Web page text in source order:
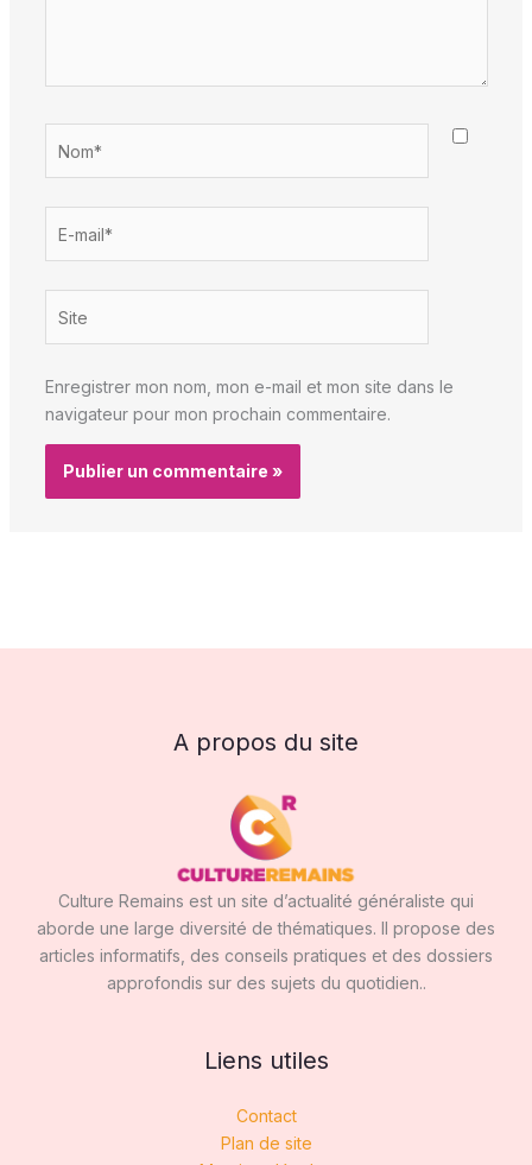
mail*
Enregistrer mon nom, mon e-mail et mon site dans le
navigateur pour mon prochain commentaire.
A propos du site
Culture Remains est un site d’actualité généraliste qui
aborde une large diversité de thématiques. Il propose des
articles informatifs, des conseils pratiques et des dossiers
approfondis sur des sujets du quotidien..
Liens utiles
Contact
Plan de site